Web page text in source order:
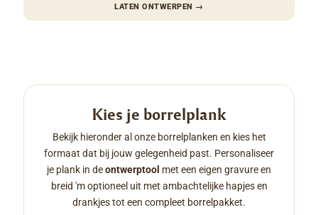
LATEN ONTWERPEN →
Kies je borrelplank
Bekijk hieronder al onze borrelplanken en kies het
formaat dat bij jouw gelegenheid past. Personaliseer
je plank in deontwerptool met een eigen gravure en
breid 'm optioneel uit met ambachtelijke hapjes en
drankjes tot een compleet borrelpakket.